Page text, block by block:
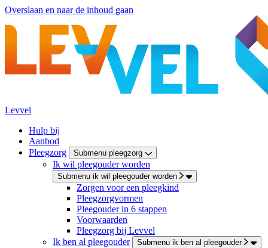
Overslaan en naar de inhoud gaan
Levvel
Hulp bij
Aanbod
Pleegzorg
Submenu pleegzorg
Ik wil pleegouder worden
Submenu ik wil pleegouder worden
Zorgen voor een pleegkind
Pleegzorgvormen
Pleegouder in 6 stappen
Voorwaarden
Pleegzorg bij Levvel
Ik ben al pleegouder
Submenu ik ben al pleegouder